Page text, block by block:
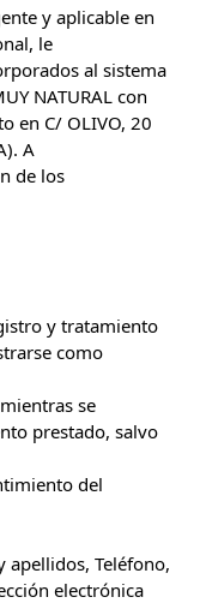
y aplicable en
le
al sistema
NATURAL con
en C/ OLIVO, 20
A
de los
y tratamiento
como
mientras se
prestado, salvo
del
apellidos, Teléfono,
electrónica